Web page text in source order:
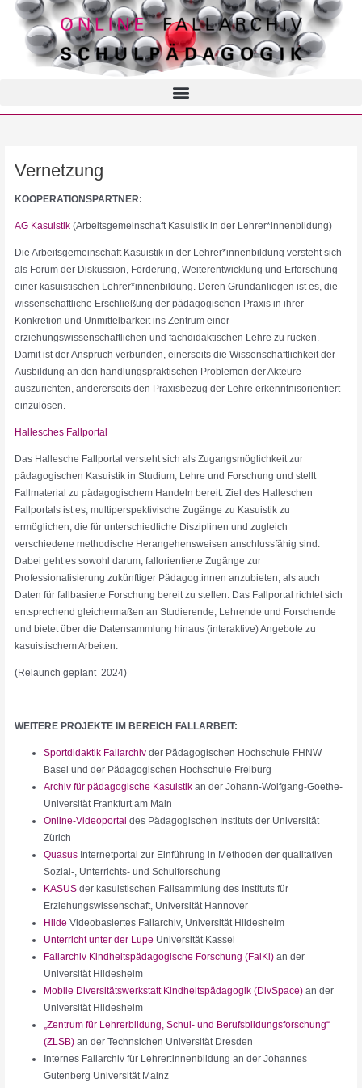
Vernetzung
KOOPERATIONSPARTNER:
AG Kasuistik (Arbeitsgemeinschaft Kasuistik in der Lehrer*innenbildung)
Die Arbeitsgemeinschaft Kasuistik in der Lehrer*innenbildung versteht sich
als Forum der Diskussion, Förderung, Weiterentwicklung und Erforschung
einer kasuistischen Lehrer*innenbildung. Deren Grundanliegen ist es, die
wissenschaftliche Erschließung der pädagogischen Praxis in ihrer
Konkretion und Unmittelbarkeit ins Zentrum einer
erziehungswissenschaftlichen und fachdidaktischen Lehre zu rücken.
Damit ist der Anspruch verbunden, einerseits die Wissenschaftlichkeit der
Ausbildung an den handlungspraktischen Problemen der Akteure
auszurichten, andererseits den Praxisbezug der Lehre erkenntnisorientiert
einzulösen.
Hallesches Fallportal
Das Hallesche Fallportal versteht sich als Zugangsmöglichkeit zur
pädagogischen Kasuistik in Studium, Lehre und Forschung und stellt
Fallmaterial zu pädagogischem Handeln bereit. Ziel des Halleschen
Fallportals ist es, multiperspektivische Zugänge zu Kasuistik zu
ermöglichen, die für unterschiedliche Disziplinen und zugleich
verschiedene methodische Herangehensweisen anschlussfähig sind.
Dabei geht es sowohl darum, fallorientierte Zugänge zur
Professionalisierung zukünftiger Pädagog:innen anzubieten, als auch
Daten für fallbasierte Forschung bereit zu stellen. Das Fallportal richtet sich
entsprechend gleichermaßen an Studierende, Lehrende und Forschende
und bietet über die Datensammlung hinaus (interaktive) Angebote zu
kasuistischem Arbeiten.
(Relaunch geplant 2024)
WEITERE PROJEKTE IM BEREICH FALLARBEIT:
Sportdidaktik Fallarchiv der Pädagogischen Hochschule FHNW
Basel und der Pädagogischen Hochschule Freiburg
Archiv für pädagogische Kasuistik an der Johann-Wolfgang-Goethe-
Universität Frankfurt am Main
Online-Videoportal des Pädagogischen Instituts der Universität
Zürich
Quasus Internetportal zur Einführung in Methoden der qualitativen
Sozial-, Unterrichts- und Schulforschung
KASUS der kasuistischen Fallsammlung des Instituts für
Erziehungswissenschaft, Universität Hannover
Hilde Videobasiertes Fallarchiv, Universität Hildesheim
Unterricht unter der Lupe Universität Kassel
Fallarchiv Kindheitspädagogische Forschung (FalKi) an der
Universität Hildesheim
Mobile Diversitätswerkstatt Kindheitspädagogik (DivSpace) an der
Universität Hildesheim
„Zentrum für Lehrerbildung, Schul- und Berufsbildungsforschung“
(ZLSB)an der Technsichen Universität Dresden
Internes Fallarchiv für Lehrer:innenbildung an der Johannes
Gutenberg Universität Mainz